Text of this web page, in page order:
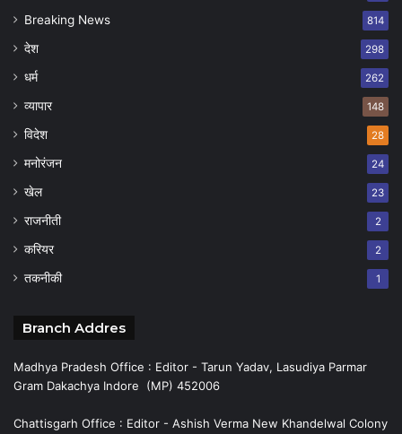
Breaking News 814
देश 298
धर्म 262
व्यापार 148
विदेश 28
मनोरंजन 24
खेल 23
राजनीती 2
करियर 2
तकनीकी 1
Branch Addres
Madhya Pradesh Office : Editor - Tarun Yadav, Lasudiya Parmar
Gram Dakachya Indore (MP) 452006
Chattisgarh Office : Editor - Ashish Verma New Khandelwal Colony